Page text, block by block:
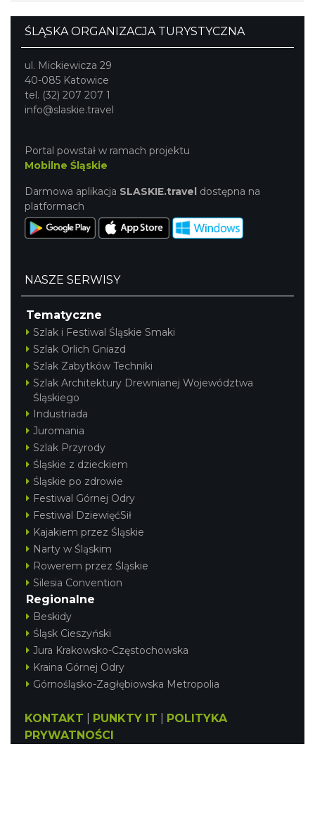
ŚLĄSKA ORGANIZACJA TURYSTYCZNA
ul. Mickiewicza 29
40-085 Katowice
tel. (32) 207 207 1
info@slaskie.travel
Portal powstał w ramach projektu
Mobilne Śląskie
Darmowa aplikacja SLASKIE.travel dostępna na
platformach
NASZE SERWISY
Tematyczne
Szlak i Festiwal Śląskie Smaki
Szlak Orlich Gniazd
Szlak Zabytków Techniki
Szlak Architektury Drewnianej Województwa
Śląskiego
Industriada
Juromania
Szlak Przyrody
Śląskie z dzieckiem
Śląskie po zdrowie
Festiwal Górnej Odry
Festiwal DziewięćSił
Kajakiem przez Śląskie
Narty w Śląskim
Rowerem przez Śląskie
Silesia Convention
Regionalne
Beskidy
Śląsk Cieszyński
Jura Krakowsko-Częstochowska
Kraina Górnej Odry
Górnośląsko-Zagłębiowska Metropolia
KONTAKT PUNKTY IT
POLITYKA
PRYWATNOŚCI